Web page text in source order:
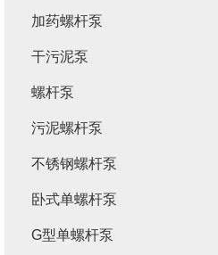
加药螺杆泵
干污泥泵
螺杆泵
污泥螺杆泵
不锈钢螺杆泵
卧式单螺杆泵
G型单螺杆泵